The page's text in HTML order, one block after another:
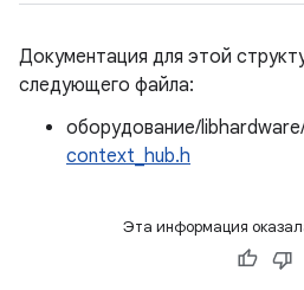
Документация для этой
следующего файла:
оборудование/
context_hub.h
Эта информация